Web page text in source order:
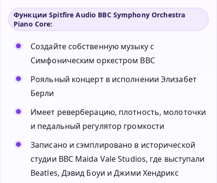
Функции Spitfire Audio BBC Symphony Orchestra
Piano Core:
Создайте собственную музыку с
Симфоническим оркестром BBC
Рояльный концерт в исполнении Элизабет
Берли
Имеет реверберацию, плотность, молоточки
и педальный регулятор громкости
Записано и сэмплировано в исторической
студии BBC Maida Vale Studios, где выступали
Beatles, Дэвид Боуи и Джими Хендрикс